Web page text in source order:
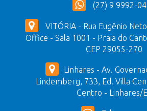
(27) 9 9992-
VITÓRIA - Rua Eugênio
Office - Sala 1001 - Praia do
CEP 29055-270
Linhares - Av.
Lindemberg, 733, Ed. Villa
Centro - Linhares/